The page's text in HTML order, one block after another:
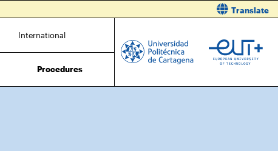
Translate
International
Procedures